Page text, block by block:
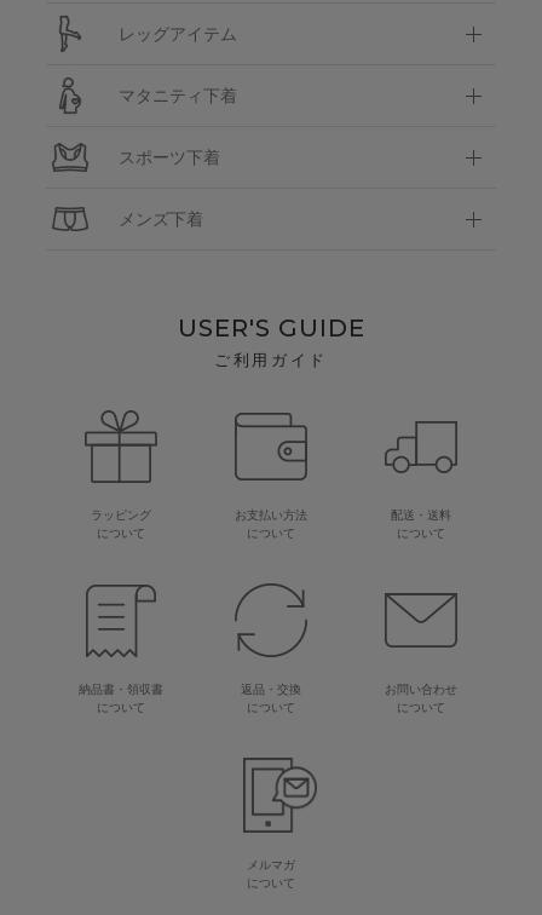
レッグアイテム
マタニティ下着
スポーツ下着
メンズ下着
USER'S GUIDE
ご利用ガイド
ラッピング
について
お支払い方法
について
配送・送料
について
納品書・領収書
について
返品・交換
について
お問い合わせ
について
メルマガ
について